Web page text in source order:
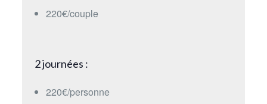
220€/couple
2 journées :
220€/personne